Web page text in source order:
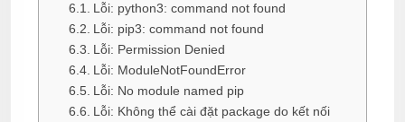
Lỗi: python3: command not found
Lỗi: pip3: command not found
Lỗi: Permission Denied
Lỗi: ModuleNotFoundError
Lỗi: No module named pip
Lỗi: Không thể cài đặt package do kết nối